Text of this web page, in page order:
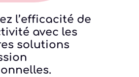
l’efficacité de
avec les
solutions